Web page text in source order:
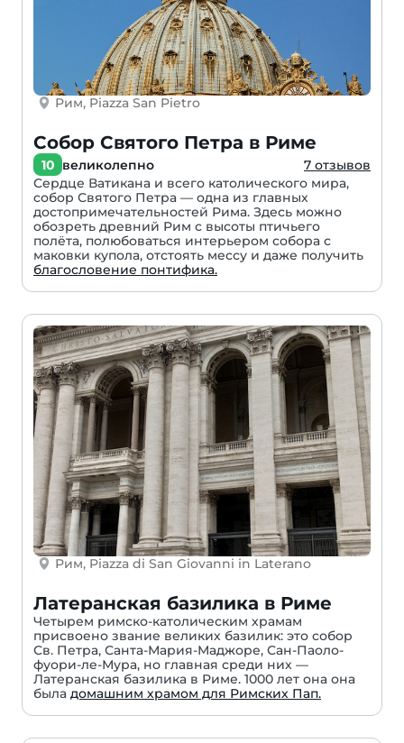
Рим, Piazza San Pietro
Собор Святого Петра в Риме
10 великолепно
7 отзывов
Сердце Ватикана и всего католического мира,
собор Святого Петра — одна из главных
достопримечательностей Рима. Здесь можно
обозреть древний Рим с высоты птичьего
полёта, полюбоваться интерьером собора с
маковки купола, отстоять мессу и даже получить
благословение понтифика.
Рим, Piazza di San Giovanni in Laterano
Латеранская базилика в Риме
Четырем римско-католическим храмам
присвоено звание великих базилик: это собор
Св. Петра, Санта-Мария-Маджоре, Сан-Паоло-
фуори-ле-Мура, но главная среди них —
Латеранская базилика в Риме. 1000 лет она она
была домашним храмом для Римских Пап.